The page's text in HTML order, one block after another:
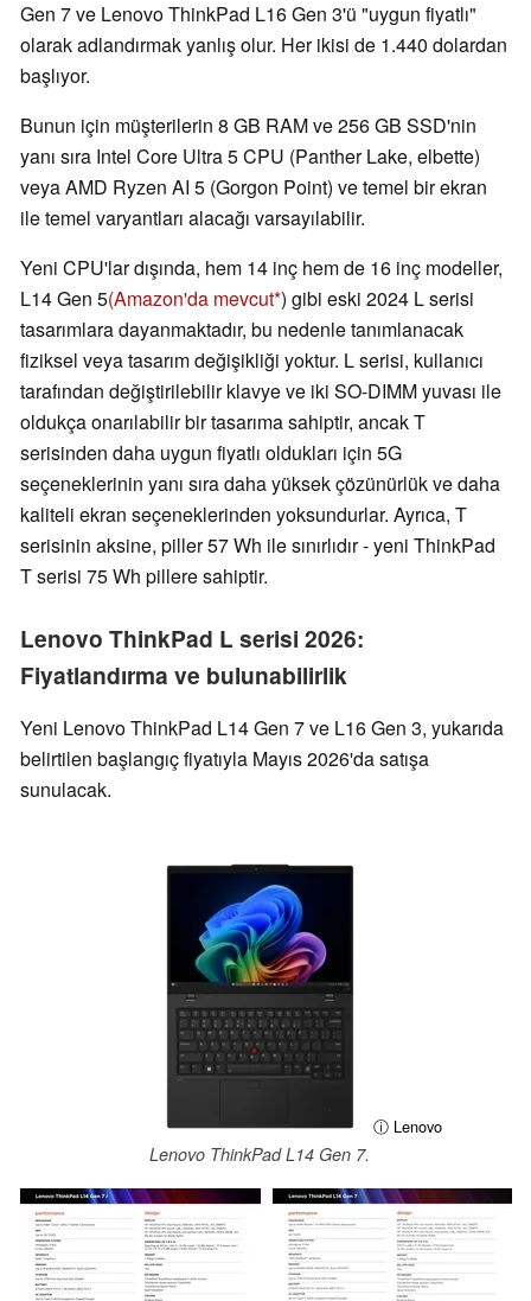
Gen 7 ve Lenovo ThinkPad L16 Gen 3'ü "uygun fiyatlı"
olarak adlandırmak yanlış olur. Her ikisi de 1.440 dolardan
başlıyor.
Bunun için müşterilerin 8 GB RAM ve 256 GB SSD'nin
yanı sıra Intel Core Ultra 5 CPU (Panther Lake, elbette)
veya AMD Ryzen AI 5 (Gorgon Point) ve temel bir ekran
ile temel varyantları alacağı varsayılabilir.
Yeni CPU'lar dışında, hem 14 inç hem de 16 inç modeller,
L14 Gen 5(Amazon'da mevcut ) gibi eski 2024 L serisi
tasarımlara dayanmaktadır, bu nedenle tanımlanacak
fiziksel veya tasarım değişikliği yoktur. L serisi, kullanıcı
tarafından değiştirilebilir klavye ve iki SO-DIMM yuvası ile
oldukça onarılabilir bir tasarıma sahiptir, ancak T
serisinden daha uygun fiyatlı oldukları için 5G
seçeneklerinin yanı sıra daha yüksek çözünürlük ve daha
kaliteli ekran seçeneklerinden yoksundurlar. Ayrıca, T
serisinin aksine, piller 57 Wh ile sınırlıdır - yeni ThinkPad
T serisi 75 Wh pillere sahiptir.
Lenovo ThinkPad L serisi 2026:
Fiyatlandırma ve bulunabilirlik
Yeni Lenovo ThinkPad L14 Gen 7 ve L16 Gen 3, yukarıda
belirtilen başlangıç fiyatıyla Mayıs 2026'da satışa
sunulacak.
ⓘ Lenovo
Lenovo ThinkPad L14 Gen 7.